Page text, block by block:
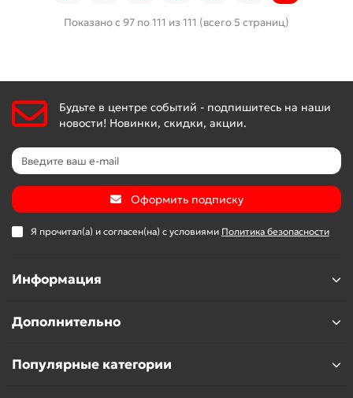
Показано с 97 по 111 из 111 (всего 5 страниц)
Будьте в центре событий - подпишитесь на наши
новости! Новинки, скидки, акции.
Оформить подписку
Я прочитал(а) и согласен(на) с условиями Политика безопасности
Информация
Дополнительно
Популярные категории